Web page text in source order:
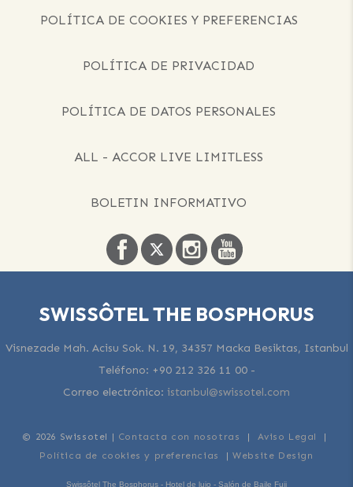
POLÍTICA DE COOKIES Y PREFERENCIAS
POLÍTICA DE PRIVACIDAD
POLÍTICA DE DATOS PERSONALES
ALL - ACCOR LIVE LIMITLESS
BOLETIN INFORMATIVO
SWISSÔTEL THE BOSPHORUS
Visnezade Mah. Acisu Sok. N. 19, 34357 Macka Besiktas, Istanbul
Teléfono: +90 212 326 11 00-
Correo electrónico: istanbul@swissotel.com
© 2026 Swissotel | Contacta con nosotras | Aviso Legal
|
Política de cookies y preferencias
|Website Design
Swissôtel The Bosphorus - Hotel de lujo - Salón de Baile Fuji